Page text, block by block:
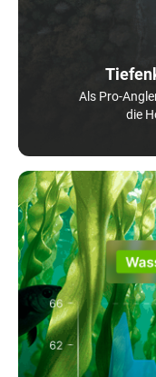
Als Pro-
die